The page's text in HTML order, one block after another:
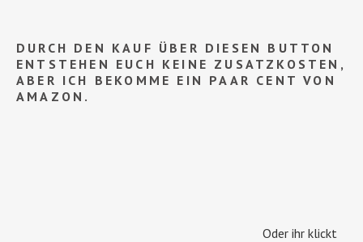
DURCH DEN KAUF ÜBER DIESEN BUTTON
ENTSTEHEN EUCH KEINE ZUSATZKOSTEN,
ABER ICH BEKOMME EIN PAAR CENT VON
AMAZON.
Oder ihr klickt